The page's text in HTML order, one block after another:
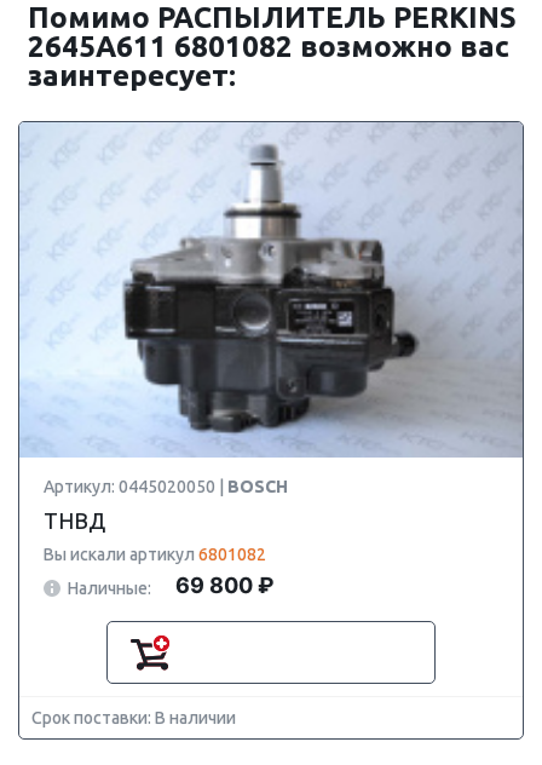
Помимо РАСПЫЛИТЕЛЬ PERKINS
2645A611 6801082 возможно вас
заинтересует:
Артикул: 0445020050 | BOSCH
ТНВД
Вы искали артикул 6801082
Наличные:
69 800 ₽
Срок поставки: В наличии